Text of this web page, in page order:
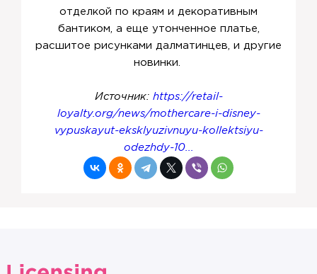
отделкой по краям и декоративным
бантиком, а еще утонченное платье,
расшитое рисунками далматинцев, и другие
новинки.
Источник: https://retail-
loyalty.org/news/mothercare-i-disney-
vypuskayut-eksklyuzivnuyu-kollektsiyu-
odezhdy-10...